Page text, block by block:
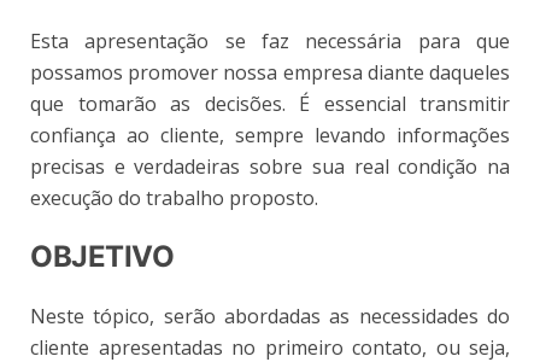
Esta apresentação se faz necessária para que
possamos promover nossa empresa diante daqueles
que tomarão as decisões. É essencial transmitir
confiança ao cliente, sempre levando informações
precisas e verdadeiras sobre sua real condição na
execução do trabalho proposto.
OBJETIVO
Neste tópico, serão abordadas as necessidades do
cliente apresentadas no primeiro contato, ou seja,